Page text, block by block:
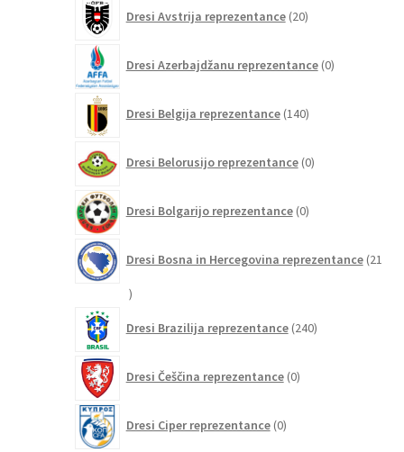
Dresi Avstrija reprezentance 20izdelkov
Dresi Azerbajdžanu reprezentance 0izdelkov
Dresi Belgija reprezentance 140izdelkov
Dresi Belorusijo reprezentance 0izdelkov
Dresi Bolgarijo reprezentance 0izdelkov
Dresi Bosna in Hercegovina reprezentance 21
21
Dresi Brazilija reprezentance 240izdelkov
Dresi Češčina reprezentance 0izdelkov
Dresi Ciper reprezentance 0izdelkov